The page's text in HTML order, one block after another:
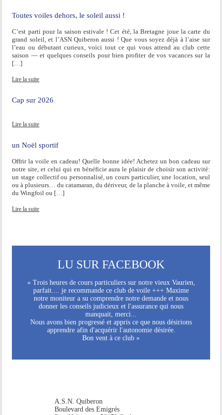
Toutes voiles dehors, le soleil aussi !
C’est parti pour la saison estivale ! Cet été, la Bretagne joue la carte du
grand soleil, et l’ASN Quiberon aussi ! Que vous soyez déjà à l’aise sur
l’eau ou débutant curieux, voici tout ce qui vous attend au club cette
saison — et quelques conseils pour bien profiter de vos vacances sur la
[…]
Lire la suite
Cap sur 2026
Lire la suite
un Noël sportif
Offrir la voile en cadeau! Quelle bonne idée! Achetez un bon cadeau sur
notre site, et celui qui en bénéficie aura le plaisir de choisir son activité:
un stage collectif ou personnalisé, un cours particulier, une location, seul
ou à plusieurs… du catamaran, du dériveur, de la planche à voile, et même
du Wingfoil ou […]
Lire la suite
LU SUR FACEBOOK
« Trois heures de cours particuliers sur notre vieux Vaurien,
parfait.... je recommande ce club de voile +++ Maxime
notre moniteur a su comprendre notre demande et nous
donner les conseils judicieux et l'assurance qui nous
manquait, merci...
Nous avons bien progressé et appris ce que nous désirions
apprendre afin d'acquérir l'autonomie désirée.
Bon vent à ce club »
A.S.N. Quiberon
Boulevard des Emigrés